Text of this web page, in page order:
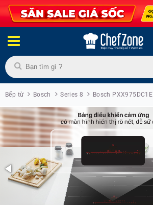
Bếp từ Bosch Series 8 Bosch PXX975DC1E